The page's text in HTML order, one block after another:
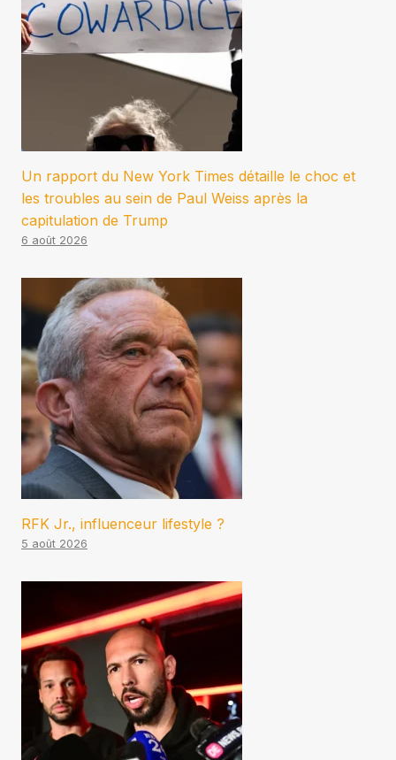
Un rapport du New York Times détaille le choc et
les troubles au sein de Paul Weiss après la
capitulation de Trump
6 août 2026
RFK Jr., influenceur lifestyle ?
5 août 2026